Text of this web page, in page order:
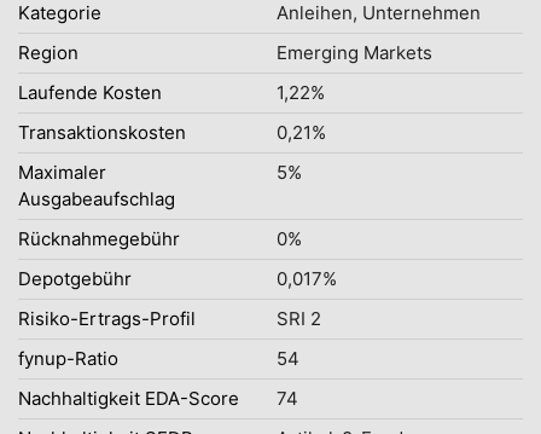
Kategorie
Anleihen, Unternehmen
Region
Emerging Markets
Laufende Kosten
1,22%
Transaktionskosten
0,21%
Maximaler
Ausgabeaufschlag
5%
Rücknahmegebühr
0%
Depotgebühr
0,017%
Risiko-Ertrags-Profil
SRI 2
fynup-Ratio
54
Nachhaltigkeit EDA-Score
74